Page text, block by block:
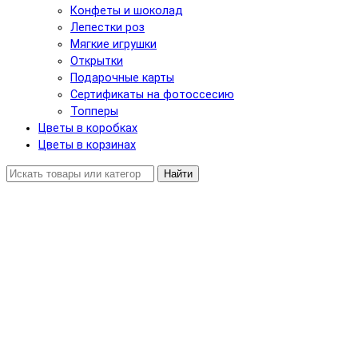
Конфеты и шоколад
Лепестки роз
Мягкие игрушки
Открытки
Подарочные карты
Сертификаты на фотоссесию
Топперы
Цветы в коробках
Цветы в корзинах
Найти